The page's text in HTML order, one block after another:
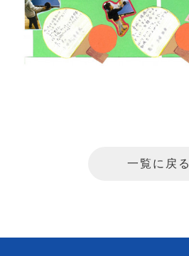
一覧に戻る